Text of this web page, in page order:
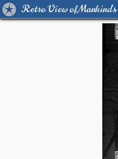
Retro View of